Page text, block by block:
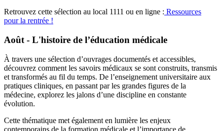
Retrouvez cette sélection au local 1111 ou en ligne : Ressources
pour la rentrée !
Août - L'histoire de l’éducation médicale
À travers une sélection d’ouvrages documentés et accessibles,
découvrez comment les savoirs médicaux se sont construits, transmis
et transformés au fil du temps. De l’enseignement universitaire aux
pratiques cliniques, en passant par les grandes figures de la
médecine, explorez les jalons d’une discipline en constante
évolution.
Cette thématique met également en lumière les enjeux
contemporains de la formation médicale et l’importance de